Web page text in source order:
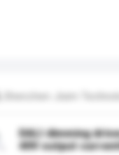
Shenzhen Jisim
DALI dimming
40V output